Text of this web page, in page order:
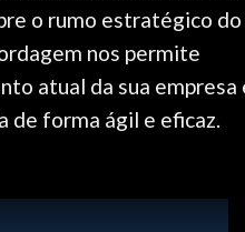
o rumo estratégico do
nos permite
atual da sua empresa
de forma ágil e eficaz.